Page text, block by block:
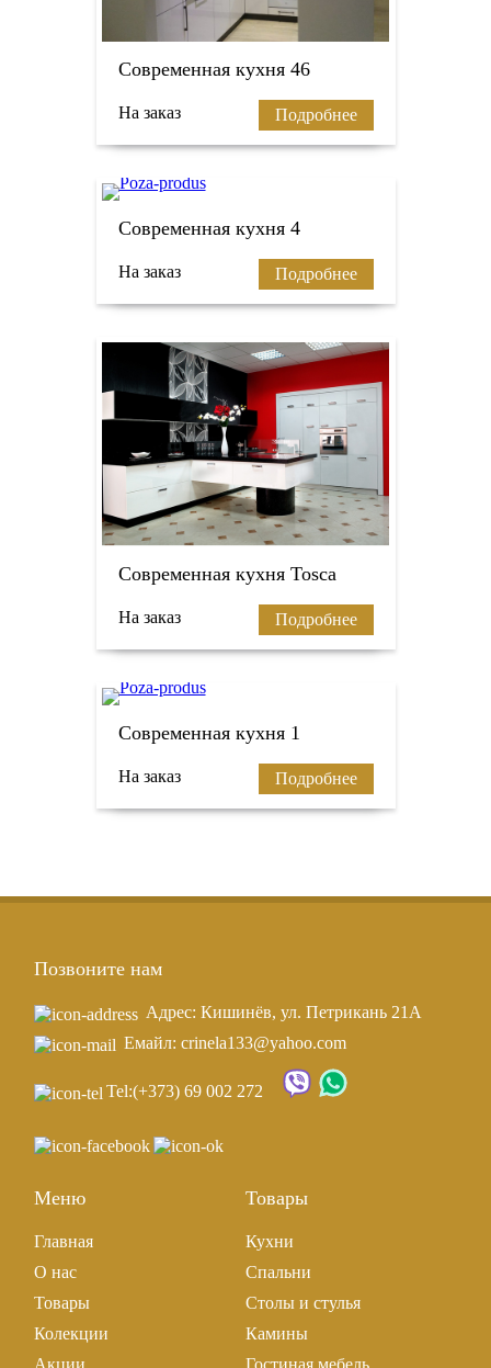
Современная кухня 46
На заказ Подробнее
Современная кухня 4
На заказ Подробнее
Современная кухня Tosca
На заказ Подробнее
Современная кухня 1
На заказ Подробнее
Позвоните нам
Адрес: Кишинёв, ул. Петрикань 21A
Емайл: crinela133@yahoo.com
Tel:(+373) 69 002 272
Меню
Главная
О нас
Товары
Колекции
Акции
Товары
Кухни
Спальни
Столы и стулья
Камины
Гостиная мебель